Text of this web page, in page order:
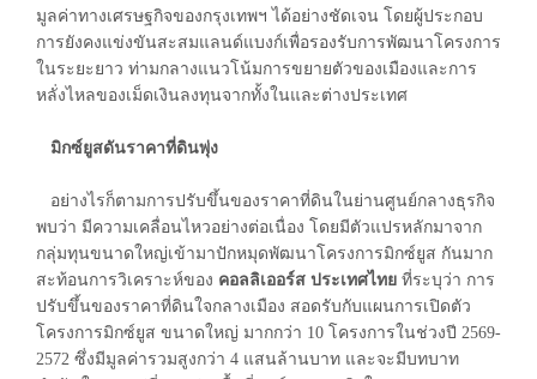
มูลค่าทางเศรษฐกิจของกรุงเทพฯ ได้อย่างชัดเจน โดยผู้ประกอบ
การยังคงแข่งขันสะสมแลนด์แบงก์เพื่อรองรับการพัฒนาโครงการ
ในระยะยาว ท่ามกลางแนวโน้มการขยายตัวของเมืองและการ
หลั่งไหลของเม็ดเงินลงทุนจากทั้งในและต่างประเทศ
มิกซ์ยูสดันราคาที่ดินพุ่ง
อย่างไรก็ตามการปรับขึ้นของราคาที่ดินในย่านศูนย์กลางธุรกิจ
พบว่า มีความเคลื่อนไหวอย่างต่อเนื่อง โดยมีตัวแปรหลักมาจาก
กลุ่มทุนขนาดใหญ่เข้ามาปักหมุดพัฒนาโครงการมิกซ์ยูส กันมาก
สะท้อนการวิเคราะห์ของ คอลลิเออร์ส ประเทศไทย ที่ระบุว่า การ
ปรับขึ้นของราคาที่ดินใจกลางเมือง สอดรับกับแผนการเปิดตัว
โครงการมิกซ์ยูส ขนาดใหญ่ มากกว่า 10 โครงการในช่วงปี 2569-
2572 ซึ่งมีมูลค่ารวมสูงกว่า 4 แสนล้านบาท และจะมีบทบาท